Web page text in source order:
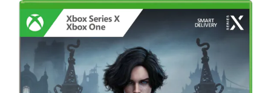
Funko
PlayStation
Nintendo